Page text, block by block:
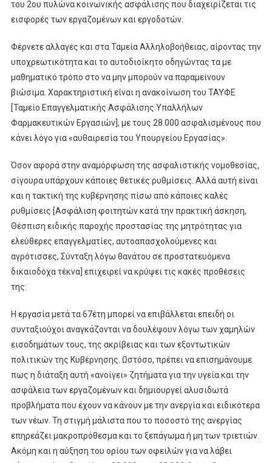
του 2ου πυλώνα κοινωνικής ασφάλισης που διαχειρίζεται τις
εισφορές των εργαζομένων και εργοδοτών.
Φέρνετε αλλαγές και στα Ταμεία Αλληλοβοήθειας, αίροντας την
υποχρεωτικότητα και το αυτοδιοίκητο οδηγώντας τα με
μαθηματικό τρόπο στο να μην μπορούν να παραμείνουν
βιώσιμα. Χαρακτηριστική είναι η ανακοίνωση του ΤΑΥΦΕ
[Ταμείο Επαγγελματικής Ασφάλισης Υπαλλήλων
Φαρμακευτικών Εργασιών], με τους 28.000 ασφαλισμένους που
κάνει λόγο για «αυθαιρεσία του Υπουργείου Εργασίας».
Όσον αφορά στην αναμόρφωση της ασφαλιστικής νομοθεσίας,
σίγουρα υπάρχουν κάποιες θετικές ρυθμίσεις. Αλλά αυτή είναι
και η τακτική της κυβέρνησης πίσω από κάποιες καλές
ρυθμίσεις [Ασφάλιση φοιτητών κατά την πρακτική άσκηση,
Θέσπιση ειδικής παροχής προστασίας της μητρότητας για
ελεύθερες επαγγελματίες, αυτοαπασχολούμενες και
αγρότισσες, Σύνταξη λόγω θανάτου σε προστατευόμενα
δικαιοδόχα τέκνα] επιχειρεί να κρύψει τις κακές προθέσεις
της:
Η εργασία μετά τα 67έτη μπορεί να επιβάλλεται επειδή οι
συνταξιούχοι αναγκάζονται να δουλέψουν λόγω των χαμηλών
εισοδημάτων τους, της ακρίβειας και των εξοντωτικών
πολιτικών της Κυβέρνησης. Ωστόσο, πρέπει να επισημάνουμε
πως η διάταξη αυτή «ανοίγει» ζητήματα για την υγεία και την
ασφάλεια των εργαζομένων και δημιουργεί αλυσιδωτά
προβλήματα που έχουν να κάνουν με την ανεργία και ειδικότερα
των νέων. Τη στιγμή μάλιστα που το ποσοστό της ανεργίας
επηρεάζει μακροπρόθεσμα και το ξεπάγωμα ή μη των τριετιών.
Ακόμη και η αύξηση του ορίου των οφειλών για να λάβει